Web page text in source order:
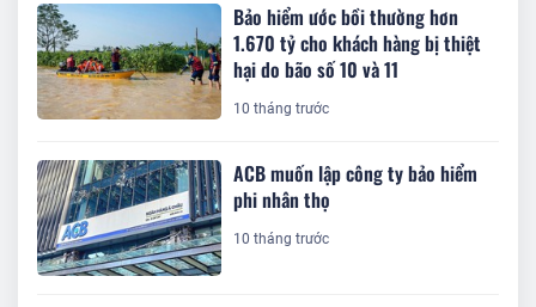
Bảo hiểm ước bồi thường hơn
1.670 tỷ cho khách hàng bị thiệt
hại do bão số 10 và 11
10 tháng trước
ACB muốn lập công ty bảo hiểm
phi nhân thọ
10 tháng trước